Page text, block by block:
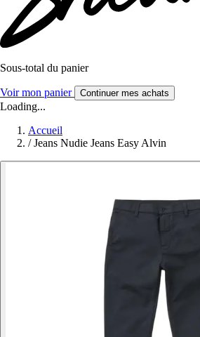
Sous-total du panier
Voir mon panier Continuer mes achats
Loading...
Accueil
/ Jeans Nudie Jeans Easy Alvin